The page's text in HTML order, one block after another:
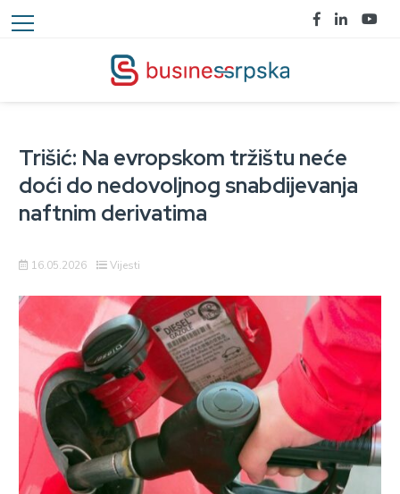
Trišić: Na evropskom tržištu neće
doći do nedovoljnog snabdijevanja
naftnim derivatima
16.05.2026 Vijesti